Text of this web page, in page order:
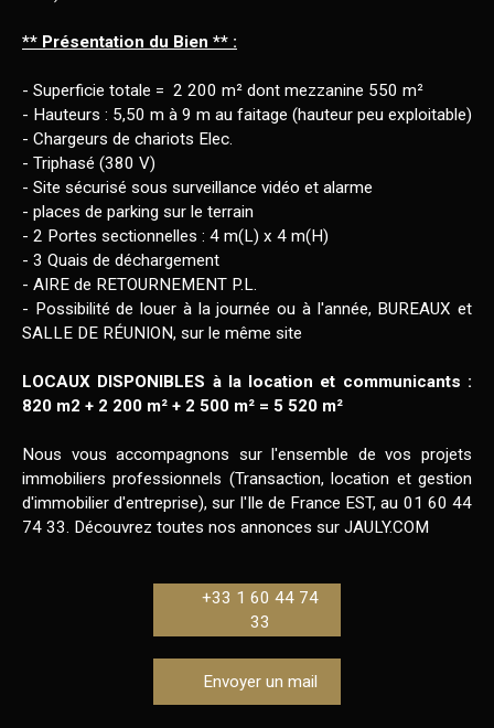
** Présentation du Bien ** :
- Superficie totale = 2 200 m² dont mezzanine 550 m²
- Hauteurs : 5,50 m à 9 m au faitage (hauteur peu exploitable)
- Chargeurs de chariots Elec.
- Triphasé (380 V)
- Site sécurisé sous surveillance vidéo et alarme
- places de parking sur le terrain
- 2 Portes sectionnelles : 4 m(L) x 4 m(H)
- 3 Quais de déchargement
- AIRE de RETOURNEMENT P.L.
- Possibilité de louer à la journée ou à l'année, BUREAUX et
SALLE DE RÉUNION, sur le même site
LOCAUX DISPONIBLES à la location et communicants :
820 m2 + 2 200 m² + 2 500 m² = 5 520 m²
Nous vous accompagnons sur l'ensemble de vos projets
immobiliers professionnels (Transaction, location et gestion
d'immobilier d'entreprise), sur l'Ile de France EST, au 01 60 44
74 33. Découvrez toutes nos annonces sur JAULY.COM
+33 1 60 44 74
33
Envoyer un mail